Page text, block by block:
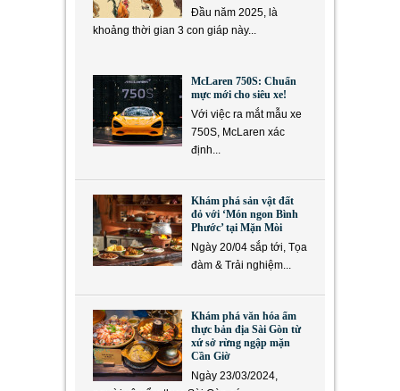
Đầu năm 2025, là
khoảng thời gian 3 con giáp này...
McLaren 750S: Chuẩn
mực mới cho siêu xe!
Với việc ra mắt mẫu xe
750S, McLaren xác
định...
Khám phá sản vật đất
đỏ với ‘Món ngon Bình
Phước’ tại Mặn Mòi
Ngày 20/04 sắp tới, Tọa
đàm & Trải nghiệm...
Khám phá văn hóa ẩm
thực bản địa Sài Gòn từ
xứ sở rừng ngập mặn
Cần Giờ
Ngày 23/03/2024,